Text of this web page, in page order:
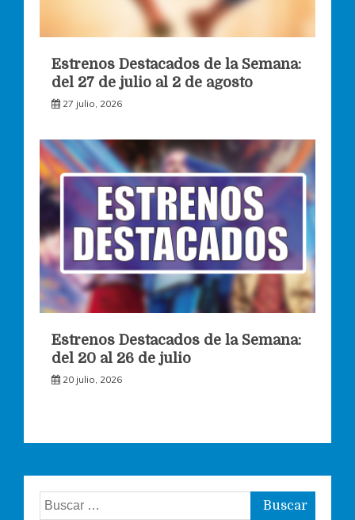
Estrenos Destacados de la Semana:
del 27 de julio al 2 de agosto
27 julio, 2026
Estrenos Destacados de la Semana:
del 20 al 26 de julio
20 julio, 2026
Buscar: